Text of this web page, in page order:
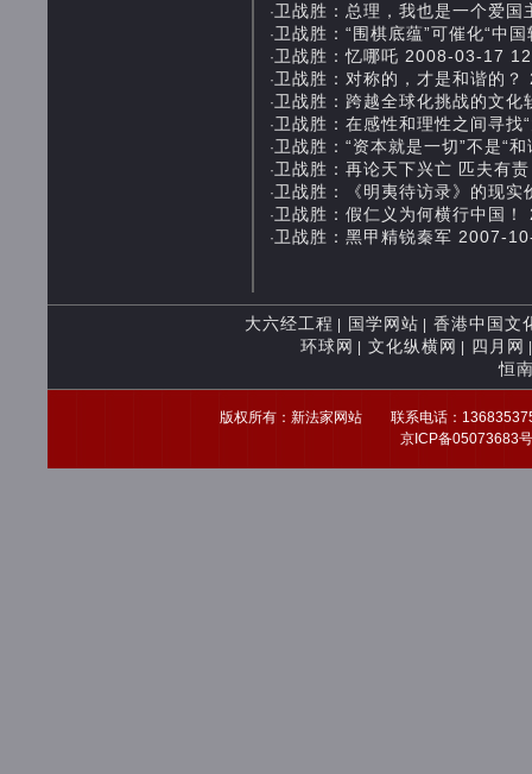
·卫战胜：总理，我也是一个爱
·卫战胜：“围棋底蕴”可催化“中
·卫战胜：忆哪吒 2008-03-17
·卫战胜：对称的，才是和谐的
·卫战胜：跨越全球化挑战的文
·卫战胜：在感性和理性之间寻
·卫战胜：“资本就是一切”不是“
·卫战胜：再论天下兴亡 匹夫有
·卫战胜：《明夷待访录》的现
·卫战胜：假仁义为何横行中国
·卫战胜：黑甲精锐秦军 2007-
大六经工程 国学网站
香港中国文
环球网
文化纵横网 四月网
恒
版权所有：新法家网站 联系电话：
京ICP备